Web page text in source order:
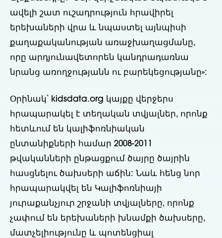
ավելի շատ ուշադրություն հրավիրել
երեխաների վրա և նպաստել այնպիսի
քաղաքականության առաջխաղացմանը,
որը արդյունավետորեն կանդրադառնա
նրանց առողջությանն ու բարեկեցությանը»:
Օրինակ՝ kidsdata.org կայքը վերջերս
հրապարակել է տեղական տվյալներ, որոնք
հետևում են կալիֆոռնիական
ընտանիքների համար 2008-2011
թվականների ընթացքում ծայրը ծայրին
հասցնելու ծախսերի աճին: Նաև հենց նոր
հրապարակվել են Կալիֆոռնիայի
յուրաքանչյուր շրջանի տվյալները, որոնք
չափում են երեխաների խնամքի ծախսերը,
մատչելիությունը և պոտենցիալ